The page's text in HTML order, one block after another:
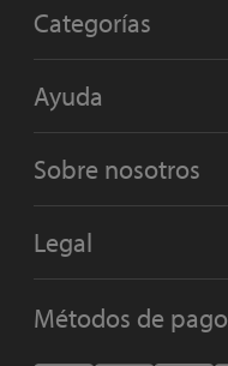
Categorías
Ayuda
Sobre nosotros
Legal
Métodos de pago